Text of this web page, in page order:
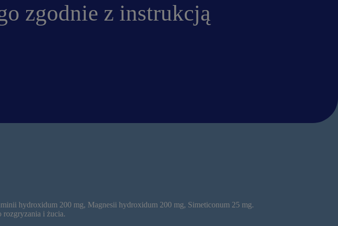
zgodnie z instrukcją
hydroxidum 200 mg, Magnesii hydroxidum 200 mg, Simeticonum 25 mg.
rozgryzania i żucia.